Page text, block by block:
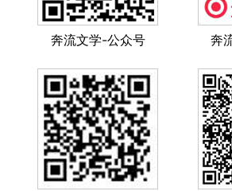
奔流文学-公众号 奔